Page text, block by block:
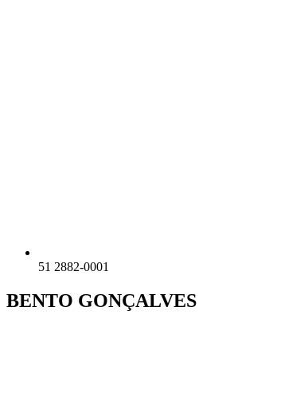
51 2882-0001
BENTO GONÇALVES